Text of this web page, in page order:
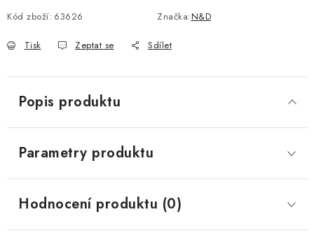
Kód zboží: 63626 Značka:N&D
Tisk Zeptat se Sdílet
Popis produktu
Parametry produktu
Hodnocení produktu (0)